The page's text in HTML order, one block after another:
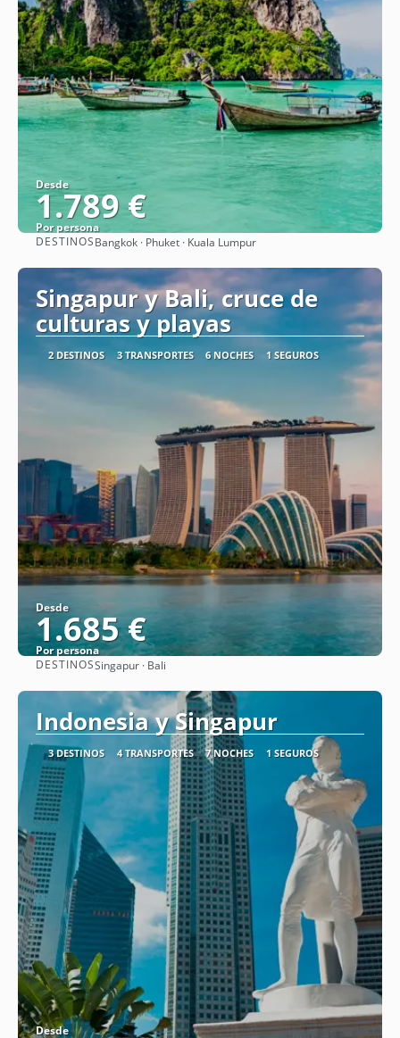
Desde
1.789 €
Por persona
Ver
DESTINOSBangkok · Phuket · Kuala Lumpur
Singapur y Bali, cruce de
culturas y playas
2 DESTINOS 3 TRANSPORTES 6 NOCHES 1 SEGUROS
Desde
1.685 €
Por persona
DESTINOSSingapur · Bali
Indonesia y Singapur
3 DESTINOS 4 TRANSPORTES 7 NOCHES 1 SEGUROS
Desde